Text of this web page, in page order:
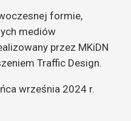
formie,
mediów
przez MKiDN
Traffic Design.
września 2024 r.